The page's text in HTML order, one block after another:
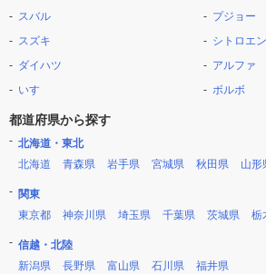
スバル
スズキ
ダイハツ
いすゞ
プジョー
シトロエン
アルファ
ボルボ
都道府県から探す
北海道・東北
北海道
青森県 岩手県 宮城県 秋田県 山形
関東
東京都
神奈川県 埼玉県 千葉県 茨城県 栃
信越・北陸
新潟県
長野県 富山県 石川県 福井県